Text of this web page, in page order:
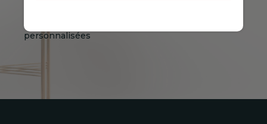
personnalisées